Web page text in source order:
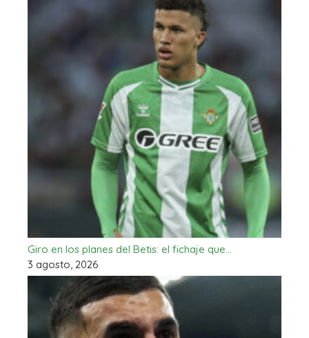
Giro en los planes del Betis: el fichaje que…
3 agosto, 2026